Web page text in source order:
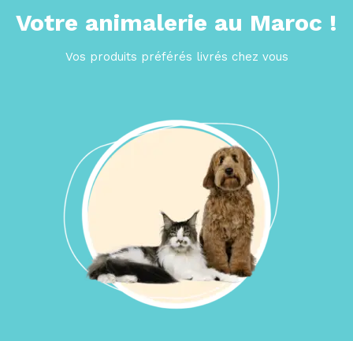
Votre animalerie au Maroc !
Vos produits préférés livrés chez vous